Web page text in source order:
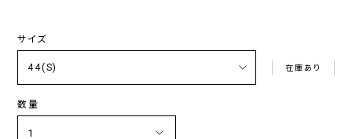
サイズ
在庫あり
数量